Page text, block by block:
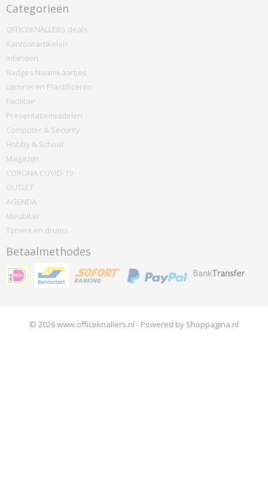
Categorieën
OFFICEKNALLERS deals
Kantoorartikelen
Inbinden
Badges Naamkaartjes
Lamineren Plastificeren
Facilitair
Presentatiemiddelen
Computer & Security
Hobby & School
Magazijn
CORONA COVID-19
OUTLET
AGENDA
Meubilair
Toners en drums
Betaalmethodes
© 2026 www.officeknallers.nl - Powered by Shoppagina.nl